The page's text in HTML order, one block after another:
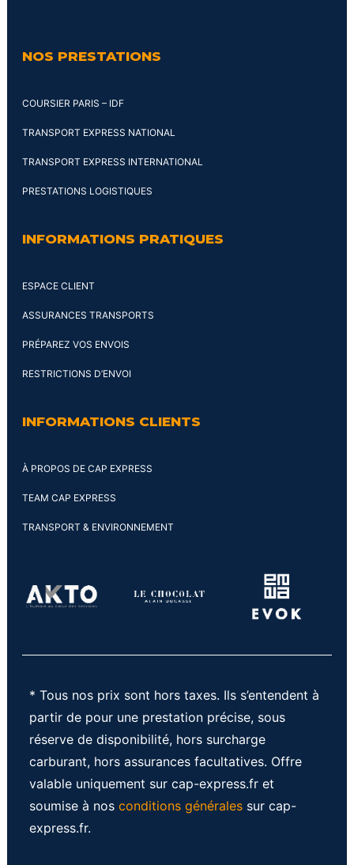
NOS PRESTATIONS
COURSIER PARIS – IDF
TRANSPORT EXPRESS NATIONAL
TRANSPORT EXPRESS INTERNATIONAL
PRESTATIONS LOGISTIQUES
INFORMATIONS PRATIQUES
ESPACE CLIENT
ASSURANCES TRANSPORTS
PRÉPAREZ VOS ENVOIS
RESTRICTIONS D’ENVOI
INFORMATIONS CLIENTS
À PROPOS DE CAP EXPRESS
TEAM CAP EXPRESS
TRANSPORT & ENVIRONNEMENT
* Tous nos prix sont hors taxes. Ils s’entendent à
partir de pour une prestation précise, sous
réserve de disponibilité, hors surcharge
carburant, hors assurances facultatives. Offre
valable uniquement sur cap-express.fr et
soumise à nos conditions générales sur cap-
express.fr.